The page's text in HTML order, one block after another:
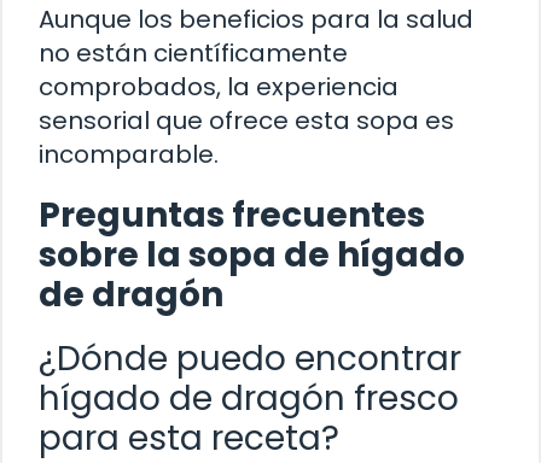
Aunque los beneficios para la salud
no están científicamente
comprobados, la experiencia
sensorial que ofrece esta sopa es
incomparable.
Preguntas frecuentes
sobre la sopa de hígado
de dragón
¿Dónde puedo encontrar
hígado de dragón fresco
para esta receta?